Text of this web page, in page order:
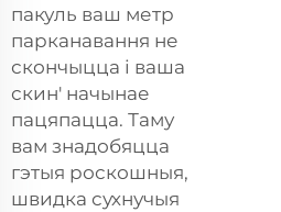
пакуль ваш метр
парканавання не
скончыцца і ваша
скин' начынае
пацяпацца. Таму
вам знадобяцца
гэтыя роскошныя,
швидка сухнучыя